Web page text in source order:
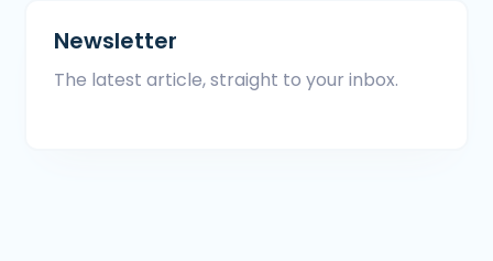
Newsletter
The latest article, straight to your inbox.